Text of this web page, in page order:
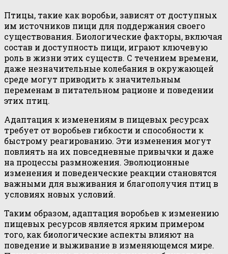
Птицы, такие как воробьи, зависят от доступных
им источников пищи для поддержания своего
существования. Биологические факторы, включая
состав и доступность пищи, играют ключевую
роль в жизни этих существ. С течением времени,
даже незначительные колебания в окружающей
среде могут приводить к значительным
переменам в питательном рационе и поведении
этих птиц.
Адаптация к изменениям в пищевых ресурсах
требует от воробьев гибкости и способности к
быстрому реагированию. Эти изменения могут
повлиять на их повседневные привычки и даже
на процессы размножения. Эволюционные
изменения и поведенческие реакции становятся
важными для выживания и благополучия птиц в
условиях новых условий.
Таким образом, адаптация воробьев к изменению
пищевых ресурсов является ярким примером
того, как биологические аспекты влияют на
поведение и выживание в изменяющемся мире.